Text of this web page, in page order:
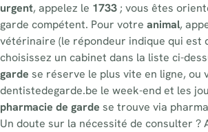
urgent, appelez le 1733; vous êtes
garde compétent. Pour votre animal,
vétérinaire (le répondeur indique qui est
choisissez un cabinet dans la liste ci-
garde se réserve le plus vite en ligne, ou
dentistedegarde.be le week-end et les
pharmacie de garde se trouve via
Un doute sur la nécessité de consulter ?